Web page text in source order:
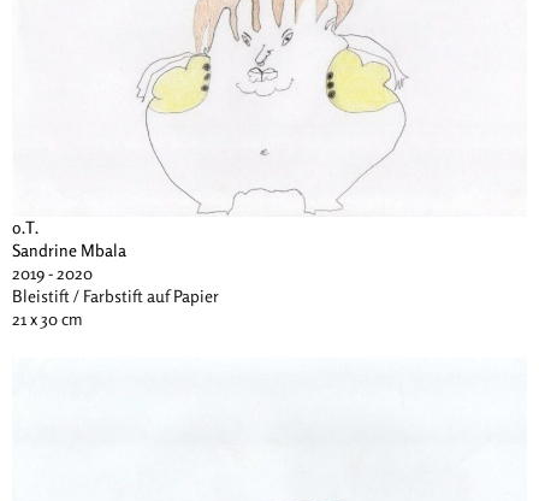
o.T.
Sandrine Mbala
2019 - 2020
Bleistift / Farbstift auf Papier
21 x 30 cm